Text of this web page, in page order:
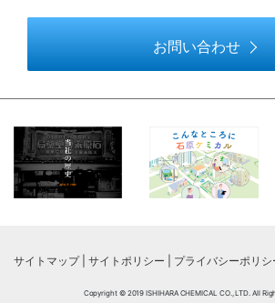
お問い合わせ
サイトマップ| サイトポリシー プライバシーポリシ
Copyright © 2019 ISHIHARA CHEMICAL CO., LTD. All